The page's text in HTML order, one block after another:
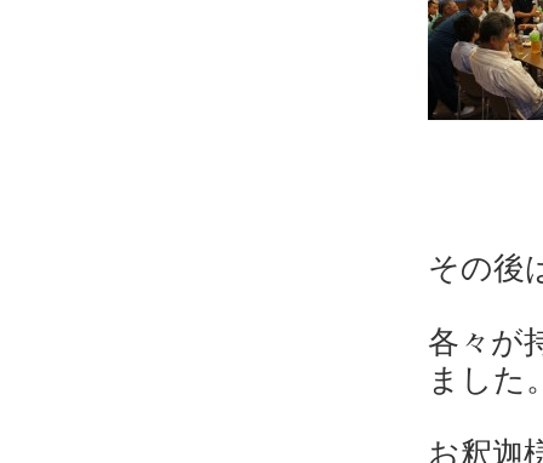
その後
各々が
ました
お釈迦